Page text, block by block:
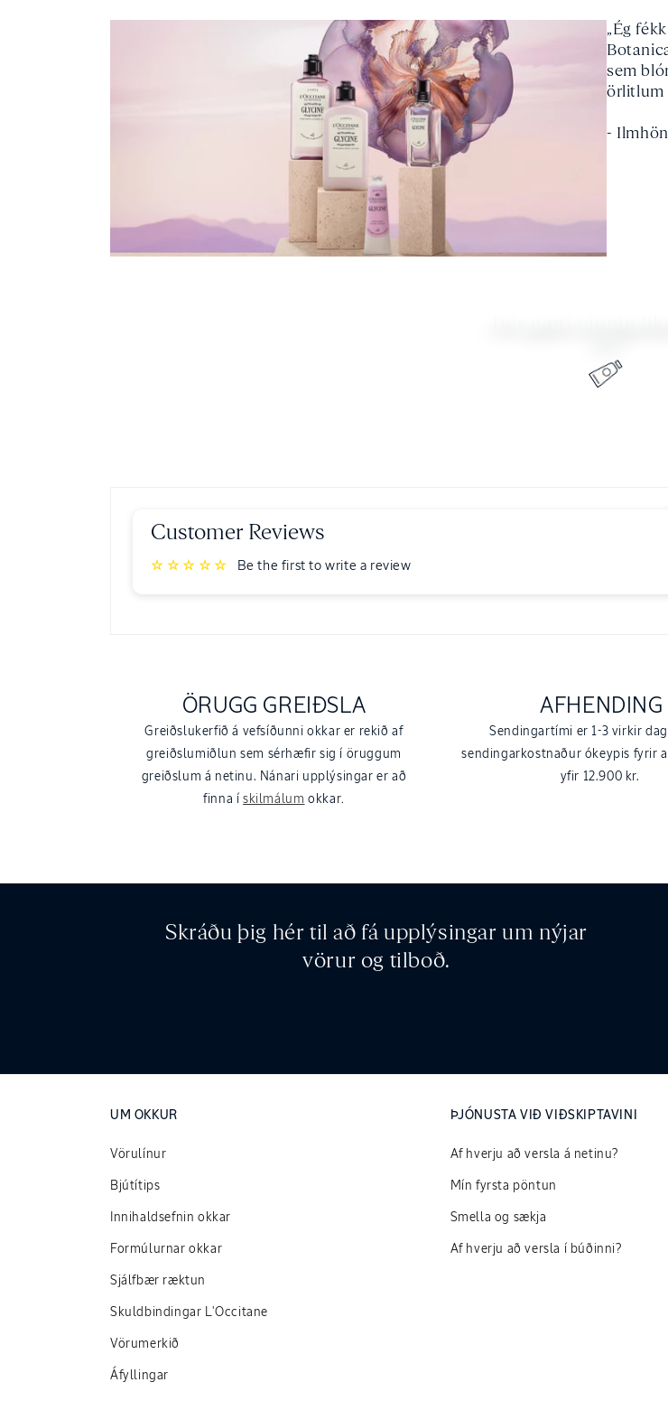
„Ég
sem
örlitlum
-
Customer Reviews
Be the first to write a review
ÖRUGG GREIÐSLA
Greiðslukerfið á vefsíðunni okkar er rekið af
greiðslumiðlun sem sérhæfir sig í öruggum
greiðslum á netinu. Nánari upplýsingar er að
finna ískilmálum okkar.
AFHENDING
Sendingartími er 1-3 virkir
sendingarkostnaður ókeypis fyrir
yfir 12.900 kr.
Skráðu þig hér til að fá upplýsingar um nýjar
vörur og tilboð.
UM OKKUR
Vörulínur
Bjútítips
Innihaldsefnin okkar
Formúlurnar okkar
Sjálfbær ræktun
Skuldbindingar L'Occitane
Vörumerkið
Áfyllingar
ÞJÓNUSTA VIÐ VIÐSKIPTAVINI
Af hverju að versla á netinu?
Mín fyrsta pöntun
Smella og sækja
Af hverju að versla í búðinni?